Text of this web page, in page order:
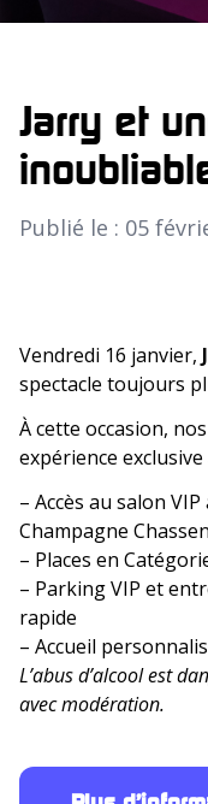
Jarry et
Publié le : 05
Vendredi 16 janvier,
spectacle toujours
À cette occasion,
expérience
– Accès au salon
Champagne
– Places en
– Parking VIP et
rapide
– Accueil
L’abus d’alcool est
avec modération.